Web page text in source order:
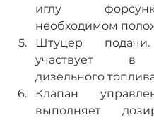
иглу
необходимом
Штуцер
участвует в
дизельного
Клапан
выполняет